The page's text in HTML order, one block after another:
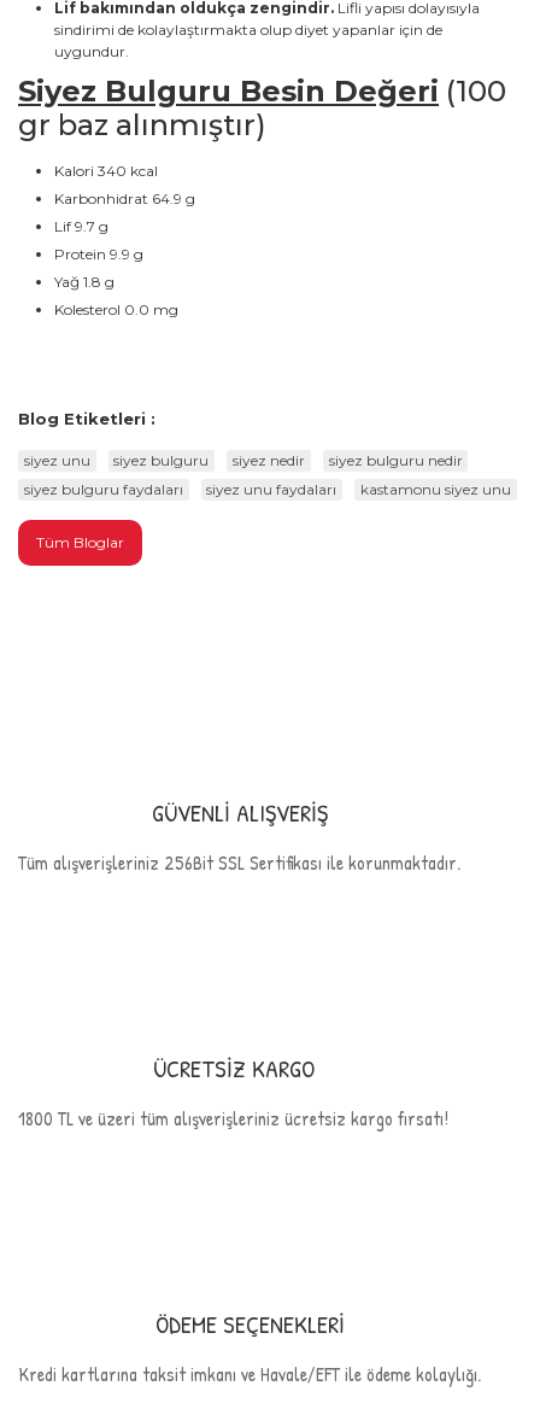
Lif bakımından oldukça zengindir. Lifli yapısı dolayısıyla
sindirimi de kolaylaştırmakta olup diyet yapanlar için de
uygundur.
Siyez Bulguru Besin Değeri (100
gr baz alınmıştır)
Kalori 340 kcal
Karbonhidrat 64.9 g
Lif 9.7 g
Protein 9.9 g
Yağ 1.8 g
Kolesterol 0.0 mg
Blog Etiketleri :
siyez unu siyez bulguru siyez nedir
siyez bulguru nedir
siyez bulguru faydaları
siyez unu faydaları kastamonu siyez unu
Tüm Bloglar
GÜVENLİ ALIŞVERİŞ
Tüm alışverişleriniz 256Bit SSL Sertifikası ile korunmaktadır.
ÜCRETSİZ KARGO
1800 TL ve üzeri tüm alışverişleriniz ücretsiz kargo fırsatı!
ÖDEME SEÇENEKLERİ
Kredi kartlarına taksit imkanı ve Havale/EFT ile ödeme kolaylığı.